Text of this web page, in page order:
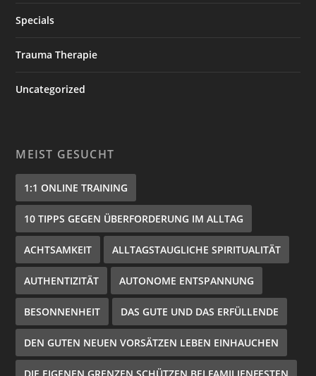
Specials
Trauma Therapie
Uncategorized
MEIST GESUCHT
1:1 ONLINE TRAINING
10 TIPPS GEGEN ÜBERFORDERUNG IM ALLTAG
ACHTSAMKEIT ALLTAGSTAUGLICHE SPIRITUALITÄT
AUTHENTIZITÄT AUTONOME ENTSPANNUNG
BESONNENHEIT DAS GUTE UND DAS ERFÜLLENDE
DEN GUTEN NEUEN VORSÄTZEN LEBEN EINHAUCHEN